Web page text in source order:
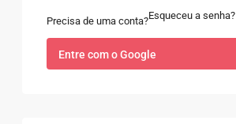
Precisa de uma conta?Esqueceu a senha?
Entre com o Google